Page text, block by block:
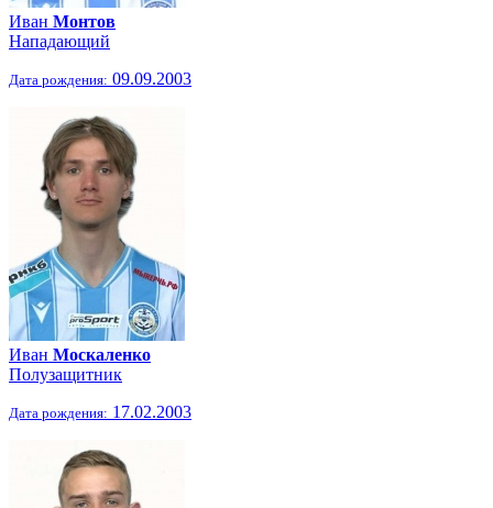
Иван Монтов
Нападающий
Дата рождения: 09.09.2003
Иван Москаленко
Полузащитник
Дата рождения: 17.02.2003